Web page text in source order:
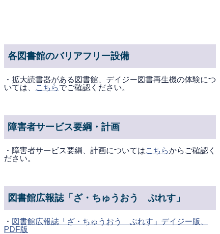
各図書館のバリアフリー設備
・拡大読書器がある図書館、デイジー図書再生機の体験につ
いては、
こちらでご確認ください。
障害者サービス要綱・計画
・障害者サービス要綱、計画についてはこちらからご確認く
ださい。
図書館広報誌「ざ・ちゅうおう ぷれす」
・ 図書館広報誌「ざ・ちゅうおう ぷれす」デイジー版、
PDF版